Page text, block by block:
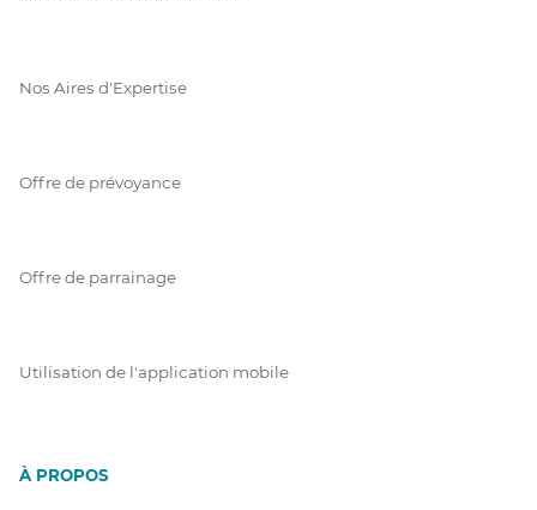
Nos Aires d'Expertise
Offre de prévoyance
Offre de parrainage
Utilisation de l'application mobile
À PROPOS